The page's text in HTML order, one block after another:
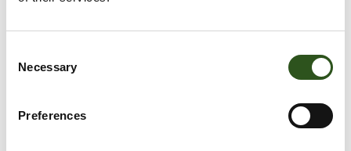
Necessary
Preferences
Winkelgegevens bekijken